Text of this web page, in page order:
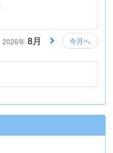
2026年 8月 今月へ